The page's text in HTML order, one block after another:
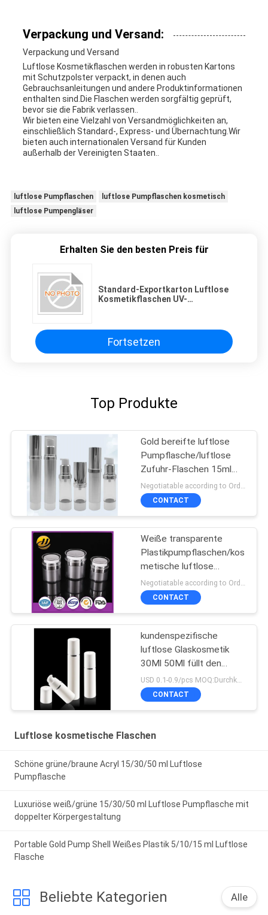
Verpackung und Versand:
Verpackung und Versand
Luftlose Kosmetikflaschen werden in robusten Kartons
mit Schutzpolster verpackt, in denen auch
Gebrauchsanleitungen und andere Produktinformationen
enthalten sind.Die Flaschen werden sorgfältig geprüft,
bevor sie die Fabrik verlassen..
Wir bieten eine Vielzahl von Versandmöglichkeiten an,
einschließlich Standard-, Express- und Übernachtung.Wir
bieten auch internationalen Versand für Kunden
außerhalb der Vereinigten Staaten..
luftlose Pumpflaschen
luftlose Pumpflaschen kosmetisch
luftlose Pumpengläser
Erhalten Sie den besten Preis für
Standard-Exportkarton Luftlose
Kosmetikflaschen UV-
Fortsetzen
Top Produkte
Gold bereifte luftlose
Pumpflasche/luftlose
Zufuhr-Flaschen 15ml
100ml
Negotiatable according to Order Quantity and printing Requirements MOQ:3000pcs pro Größe
CONTACT
Weiße transparente
Plastikpumpflaschen/kos
metische luftlose
Sprühflasche
Negotiatable according to Order Quantity and printing Requirements MOQ:5000pcs pro Größe
CONTACT
kundenspezifische
luftlose Glaskosmetik
30Ml 50Ml füllt den
bestätigten Pumpen-
Sprüher ISO90001 ab
USD 0.1-0.9/pcs MOQ:Durchkontaktierung
CONTACT
Luftlose kosmetische Flaschen
Schöne grüne/braune Acryl 15/30/50 ml Luftlose
Pumpflasche
Luxuriöse weiß/grüne 15/30/50 ml Luftlose Pumpflasche mit
doppelter Körpergestaltung
Portable Gold Pump Shell Weißes Plastik 5/10/15 ml Luftlose
Flasche
Beliebte Kategorien Alle